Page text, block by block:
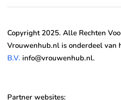
Copyright 2025. Alle Rechten
Vrouwenhub.nl is onderdeel van
B.V. info@vrouwenhub.nl.
Partner websites: